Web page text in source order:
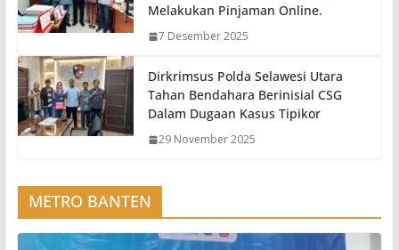
Melakukan Pinjaman Online.
7 Desember 2025
Dirkrimsus Polda Selawesi Utara
Tahan Bendahara Berinisial CSG
Dalam Dugaan Kasus Tipikor
29 November 2025
METRO BANTEN